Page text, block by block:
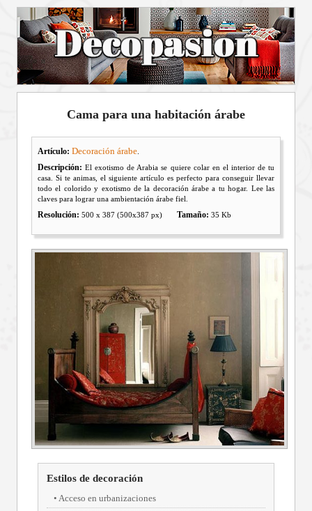
Cama para una habitación árabe
Artículo: Decoración árabe.
Descripción: El exotismo de Arabia se quiere colar en el interior de tu
casa. Si te animas, el siguiente artículo es perfecto para conseguir llevar
todo el colorido y exotismo de la decoración árabe a tu hogar. Lee las
claves para lograr una ambientación árabe fiel.
Resolución: 500 x 387 (500x387 px) Tamaño: 35 Kb
Estilos de decoración
Acceso en urbanizaciones